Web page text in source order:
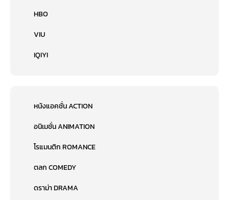
HBO
VIU
IQIYI
หนังแอคชั่น ACTION
อนิเมชั่น ANIMATION
โรแมนติก ROMANCE
ตลก COMEDY
ดราม่า DRAMA